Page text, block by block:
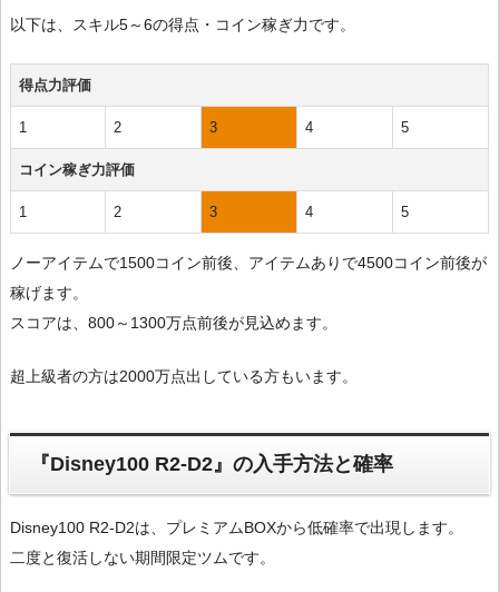
以下は、スキル5～6の得点・コイン稼ぎ力です。
得点力評価
1 2 3 4 5
コイン稼ぎ力評価
1 2 3 4 5
ノーアイテムで1500コイン前後、アイテムありで4500コイン前後が
稼げます。
スコアは、800～1300万点前後が見込めます。
超上級者の方は2000万点出している方もいます。
『Disney100 R2-D2』の入手方法と確率
Disney100 R2-D2は、プレミアムBOXから低確率で出現します。
二度と復活しない期間限定ツムです。